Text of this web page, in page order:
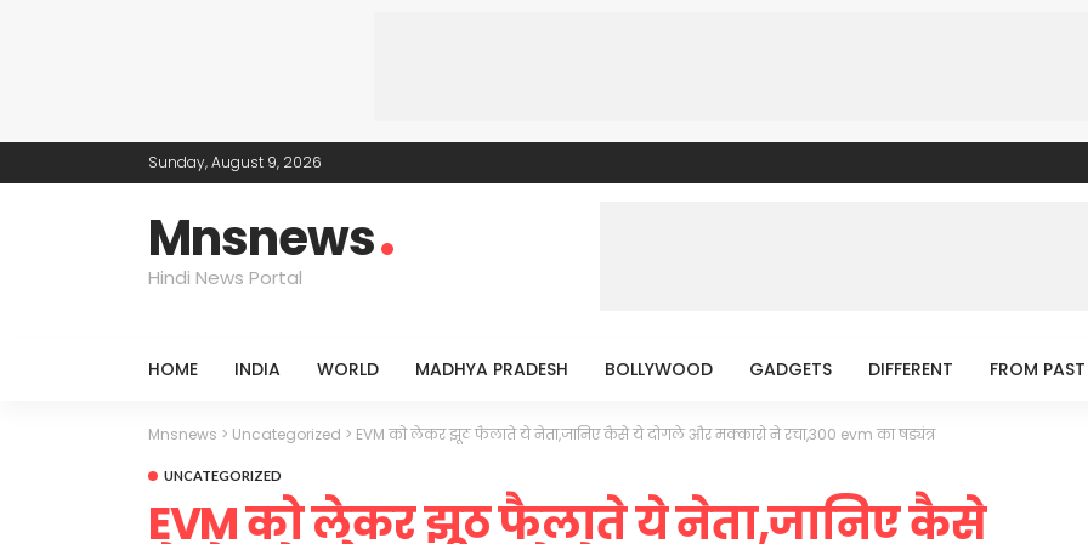
Sunday, August 9, 2026
Mnsnews
Hindi News Portal
HOME INDIA WORLD MADHYA PRADESH BOLLYWOOD GADGETS DIFFERENT FROM PAST
Mnsnews > Uncategorized > EVM को लेकर झूठ फैलाते ये नेता,जानिए कैसे ये दोगले और मक्कारो ने रचा,300 evm का षड्यंत्र
UNCATEGORIZED
EVM को लेकर झूठ फैलाते ये नेता,जानिए कैसे